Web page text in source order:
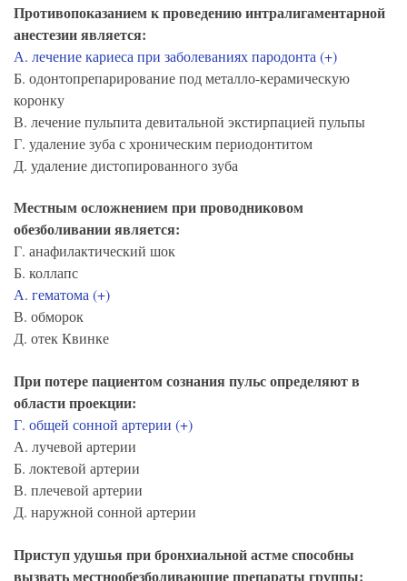
Противопоказанием к проведению интралигаментарной
анестезии является:
А. лечение кариеса при заболеваниях пародонта (+)
Б. одонтопрепарирование под металло-керамическую
коронку
В. лечение пульпита девитальной экстирпацией пульпы
Г. удаление зуба с хроническим периодонтитом
Д. удаление дистопированного зуба
Местным осложнением при проводниковом
обезболивании является:
Г. анафилактический шок
Б. коллапс
А. гематома (+)
В. обморок
Д. отек Квинке
При потере пациентом сознания пульс определяют в
области проекции:
Г. общей сонной артерии (+)
А. лучевой артерии
Б. локтевой артерии
В. плечевой артерии
Д. наружной сонной артерии
Приступ удушья при бронхиальной астме способны
вызвать местнообезболивающие препараты группы: